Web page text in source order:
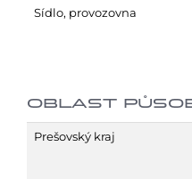
Sídlo, provozovna
OBLAST
Prešovský kraj